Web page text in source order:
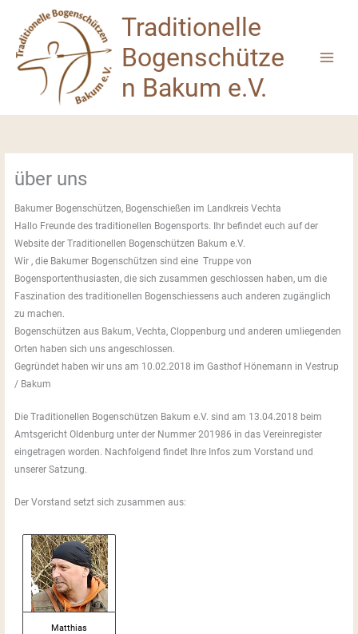
springen
Traditionelle
Bogenschütze
n Bakum e.V.
über uns
Bakumer Bogenschützen, Bogenschießen im Landkreis Vechta
Hallo Freunde des traditionellen Bogensports. Ihr befindet euch auf der
Website der Traditionellen Bogenschützen Bakum e.V.
Wir , die Bakumer Bogenschützen sind eine Truppe von
Bogensportenthusiasten, die sich zusammen geschlossen haben, um die
Faszination des traditionellen Bogenschiessens auch anderen zugänglich
zu machen.
Bogenschützen aus Bakum, Vechta, Cloppenburg und anderen umliegenden
Orten haben sich uns angeschlossen.
Gegründet haben wir uns am 10.02.2018 im Gasthof Hönemann in Vestrup
/ Bakum
Die Traditionellen Bogenschützen Bakum e.V. sind am 13.04.2018 beim
Amtsgericht Oldenburg unter der Nummer 201986 in das Vereinregister
eingetragen worden. Nachfolgend findet Ihre Infos zum Vorstand und
unserer Satzung.
Der Vorstand setzt sich zusammen aus:
Matthias